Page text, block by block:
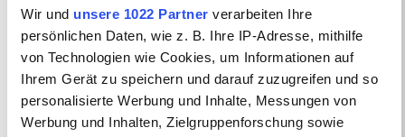
Wir und unsere 1022 Partner verarbeiten Ihre
persönlichen Daten, wie z. B. Ihre IP-Adresse, mithilfe
von Technologien wie Cookies, um Informationen auf
Ihrem Gerät zu speichern und darauf zuzugreifen und so
personalisierte Werbung und Inhalte, Messungen von
Werbung und Inhalten, Zielgruppenforschung sowie
Sonderrechten und
Lebensformen
Schlüsselmonopole
staatlicher Herrschaft